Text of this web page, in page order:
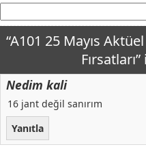
“A101 25 Mayıs
Nedim kali
16 jant değil sanırım
Yanıtla